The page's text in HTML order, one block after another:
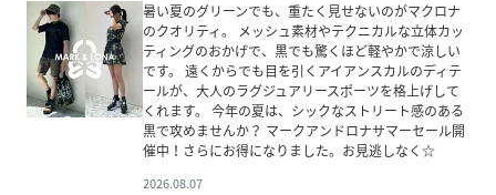
暑い夏のグリーンでも、重たく見せないのがマクロナ
のクオリティ。 メッシュ素材やテクニカルな立体カッ
ティングのおかげで、黒でも驚くほど軽やかで涼しい
です。 遠くからでも目を引くアイアンスカルのディテ
ールが、大人のラグジュアリースポーツを格上げして
くれます。 今年の夏は、シックなストリート感のある
黒で攻めませんか？ マークアンドロナサマーセール開
催中！さらにお得になりました。お見逃しなく☆
2026.08.07